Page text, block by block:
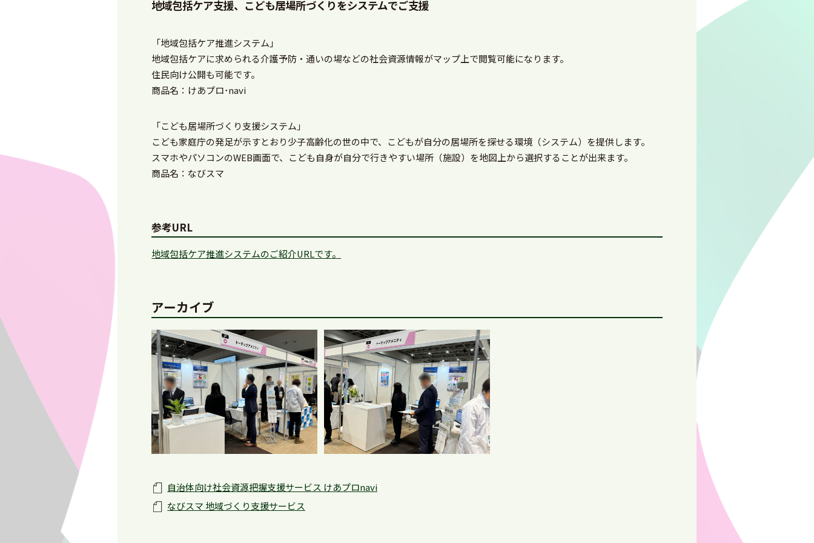
地域包括ケア支援、こども居場所づくりをシステムでご支援
「地域包括ケア推進システム」
地域包括ケアに求められる介護予防・通いの場などの社会資源情報がマップ上で閲覧可能になります。
住民向け公開も可能です。
商品名：けあプロ･navi
「こども居場所づくり支援システム」
こども家庭庁の発足が示すとおり少子高齢化の世の中で、こどもが自分の居場所を探せる環境（システム）を提供します。
スマホやパソコンのWEB画面で、こども自身が自分で行きやすい場所（施設）を地図上から選択することが出来ます。
商品名：なびスマ
参考URL
地域包括ケア推進システムのご紹介URLです。
アーカイブ
自治体向け社会資源把握支援サービス けあプロnavi
なびスマ 地域づくり支援サービス